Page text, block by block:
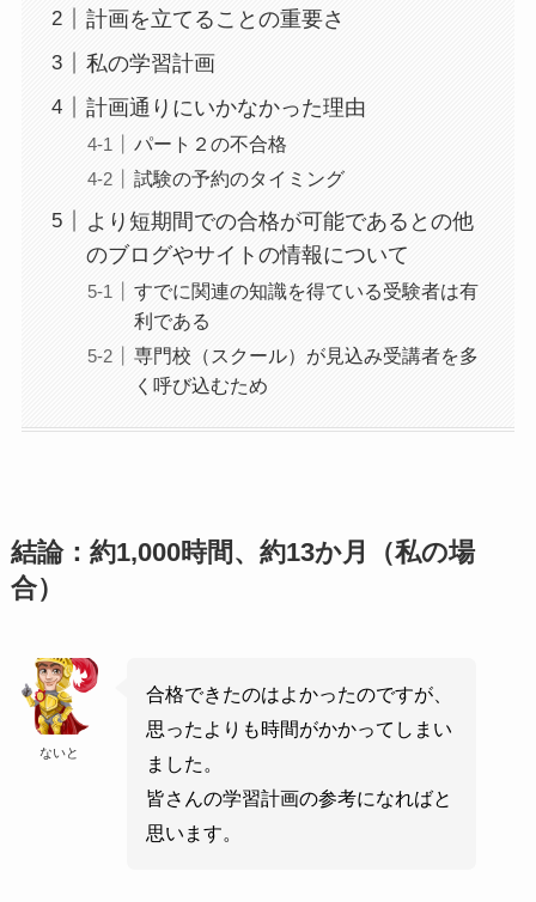
計画を立てることの重要さ
私の学習計画
計画通りにいかなかった理由
パート２の不合格
試験の予約のタイミング
より短期間での合格が可能であるとの他
のブログやサイトの情報について
すでに関連の知識を得ている受験者は有
利である
専門校（スクール）が見込み受講者を多
く呼び込むため
結論：約1,000時間、約13か月（私の場
合）
ないと
合格できたのはよかったのですが、
思ったよりも時間がかかってしまい
ました。
皆さんの学習計画の参考になればと
思います。